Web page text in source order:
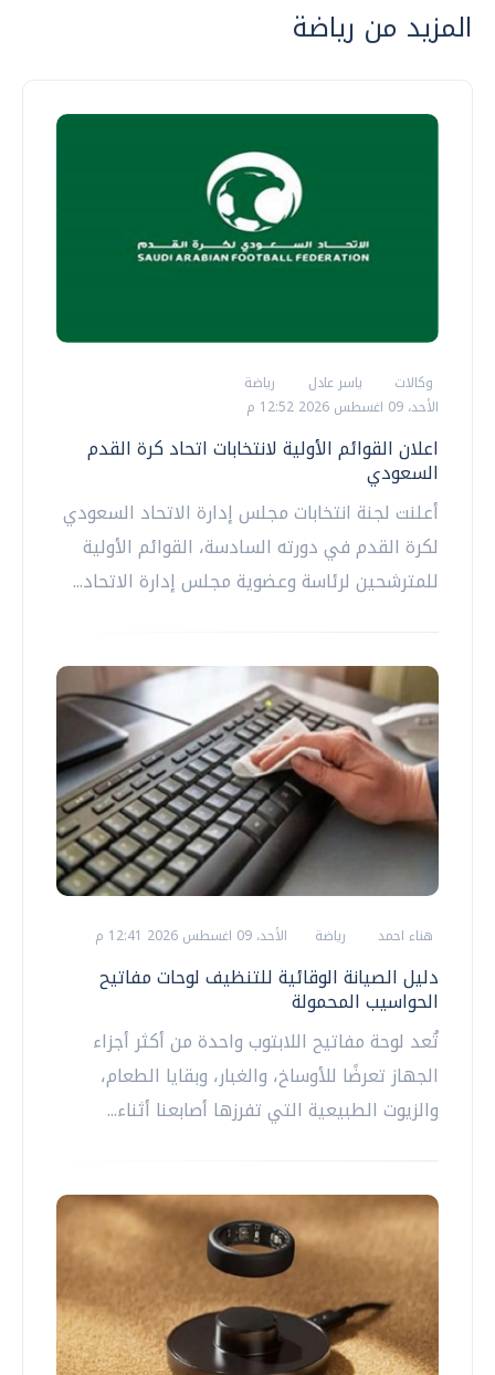
المزيد من رياضة
وكالات ياسر عادل
رياضة
الأحد، 09 اغسطس 2026 12:52 م
اعلان القوائم الأولية لانتخابات اتحاد كرة القدم
السعودي
أعلنت لجنة انتخابات مجلس إدارة الاتحاد السعودي
لكرة القدم في دورته السادسة، القوائم الأولية
للمترشحين لرئاسة وعضوية مجلس إدارة الاتحاد...
هناء احمد رياضة الأحد، 09 اغسطس 2026 12:41 م
دليل الصيانة الوقائية للتنظيف لوحات مفاتيح
الحواسيب المحمولة
تُعد لوحة مفاتيح اللابتوب واحدة من أكثر أجزاء
الجهاز تعرضًا للأوساخ، والغبار، وبقايا الطعام،
والزيوت الطبيعية التي تفرزها أصابعنا أثناء...